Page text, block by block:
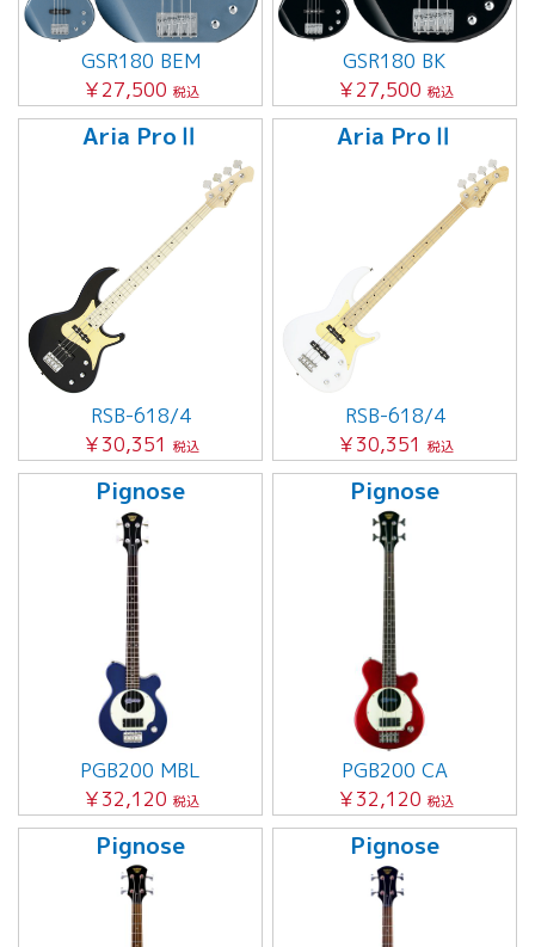
GSR180 BEM
￥27,500 税込
GSR180 BK
￥27,500 税込
Aria ProⅡ
RSB-618/4
￥30,351 税込
Aria ProⅡ
RSB-618/4
￥30,351 税込
Pignose
PGB200 MBL
￥32,120 税込
Pignose
PGB200 CA
￥32,120 税込
Pignose Pignose